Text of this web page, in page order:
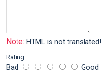
Note: HTML is not translated!
Rating
Bad Good